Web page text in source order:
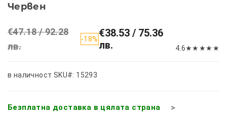
Червен
€47.18 / 92.28
лв.
-18%€38.53 / 75.36
лв.
4.6★★ ★★ ★
в наличност SKU#: 15293
Безплатна доставка в цялата страна